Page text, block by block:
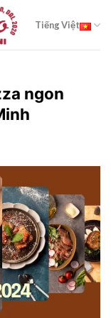
Tiếng Việt
ngon